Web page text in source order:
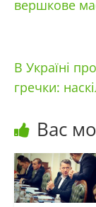
вершкове
В Україні
гречки:
Вас